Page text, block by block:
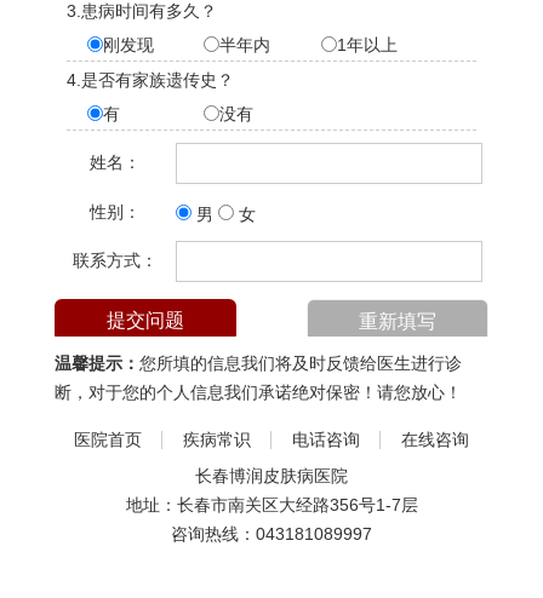
3.患病时间有多久？
刚发现
半年内
1年以上
4.是否有家族遗传史？
有
没有
姓名：
性别： 男 女
联系方式：
温馨提示： 您所填的信息我们将及时反馈给医生进行诊
断，对于您的个人信息我们承诺绝对保密！请您放心！
医院首页 疾病常识 电话咨询
在线咨询
长春博润皮肤病医院
地址：长春市南关区大经路356号1-7层
咨询热线： 043181089997